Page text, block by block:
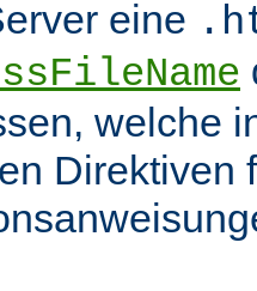
eine
welche
Direktiven